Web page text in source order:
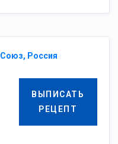
Россия
ВЫПИСАТЬ
РЕЦЕПТ